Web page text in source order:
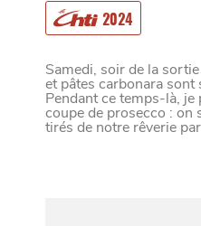
LE
VIVRE
2024
Samedi, soir de la
et pâtes carbonara
Pendant ce temps-là,
coupe de prosecco : on
tirés de notre rêverie